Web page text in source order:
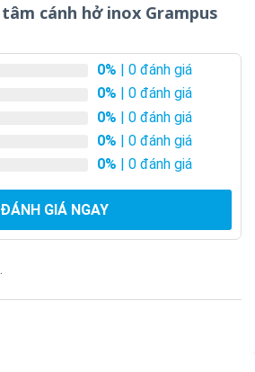
cánh hở inox Grampus
0% | 0 đánh giá
0% | 0 đánh giá
0% | 0 đánh giá
0% | 0 đánh giá
0% | 0 đánh giá
ĐÁNH GIÁ NGAY